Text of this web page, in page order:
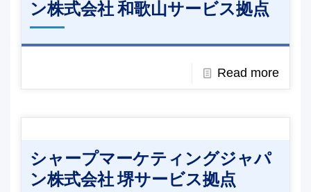
ン株式会社 和歌山サービス拠点
Read more
シャープマーケティングジャパ
ン株式会社 堺サービス拠点